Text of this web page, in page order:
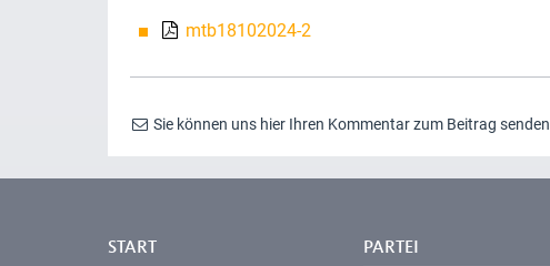
mtb18102024-2
Sie können uns hier Ihren Kommentar zum Beitrag senden
START PARTEI